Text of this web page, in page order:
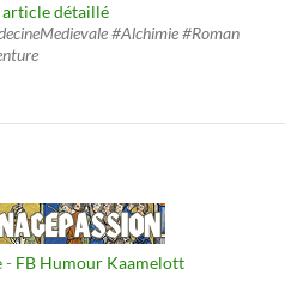
détaillé
#Alchimie #Roman
- FB Humour Kaamelott